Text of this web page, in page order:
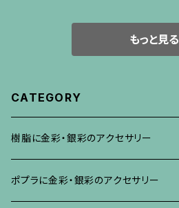
もっと見る
CATEGORY
樹脂に金彩・銀彩のアクセサリー
ブローチ
ポプラに金彩・銀彩のアクセサリー